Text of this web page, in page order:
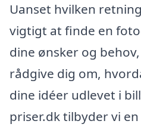
Uanset hvilken
vigtigt at finde en
dine ønsker og
rådgive dig om,
dine idéer udlevet i
priser.dk tilbyder vi